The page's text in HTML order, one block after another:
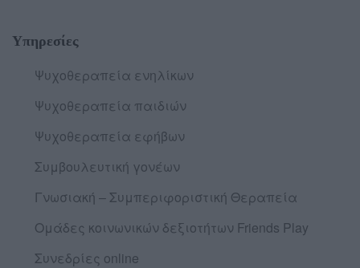
Υπηρεσίες
Ψυχοθεραπεία ενηλίκων
Ψυχοθεραπεία παιδιών
Ψυχοθεραπεία εφήβων
Συμβουλευτική γονέων
Γνωσιακή – Συμπεριφοριστική Θεραπεία
Ομάδες κοινωνικών δεξιοτήτων Friends Play
Συνεδρίες online